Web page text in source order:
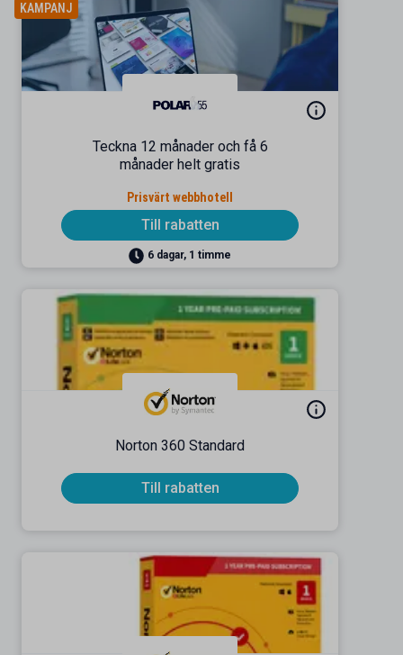
KAMPANJ
Teckna 12 månader och få 6
månader helt gratis
Prisvärt webbhotell
Till rabatten
6 dagar, 1 timme
Norton 360 Standard
Till rabatten